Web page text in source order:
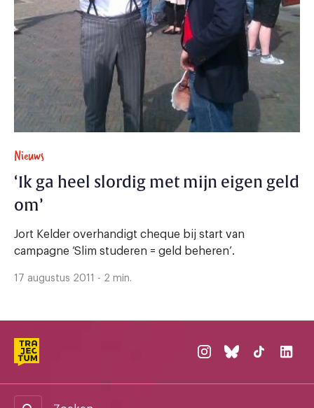
Nieuws
‘Ik ga heel slordig met mijn eigen geld
om’
Jort Kelder overhandigt cheque bij start van
campagne ‘Slim studeren = geld beheren’.
17 augustus 2011 - 2 min.